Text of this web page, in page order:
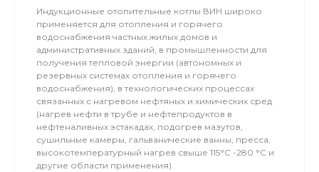
Индукционные отопительные котлы ВИН широко
применяется для отопления и горячего
водоснабжения частных жилых домов и
административных зданий, в промышленности для
получения тепловой энергии (автономных и
резервных системах отопления и горячего
водоснабжения), в технологических процессах
связанных с нагревом нефтяных и химических сред
(нагрев нефти в трубе и нефтепродуктов в
нефтеналивных эстакадах, подогрев мазутов,
сушильные камеры, гальванические ванны, пресса,
высокотемпературный нагрев свыше 115°С -280 °С и
другие области применения).